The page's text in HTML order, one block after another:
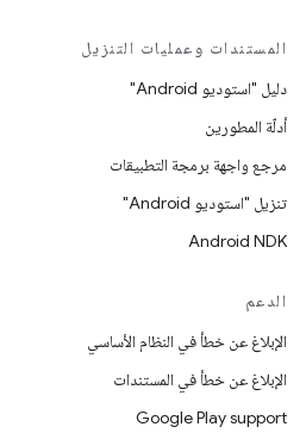
المستندات وعمليات التنزيل
دليل "استوديو Android"
أدلّة المطورين
مرجع واجهة برمجة التطبيقات
تنزيل "استوديو Android"
Android NDK
الدعم
الإبلاغ عن خطأ في النظام الأساسي
الإبلاغ عن خطأ في المستندات
Google Play support